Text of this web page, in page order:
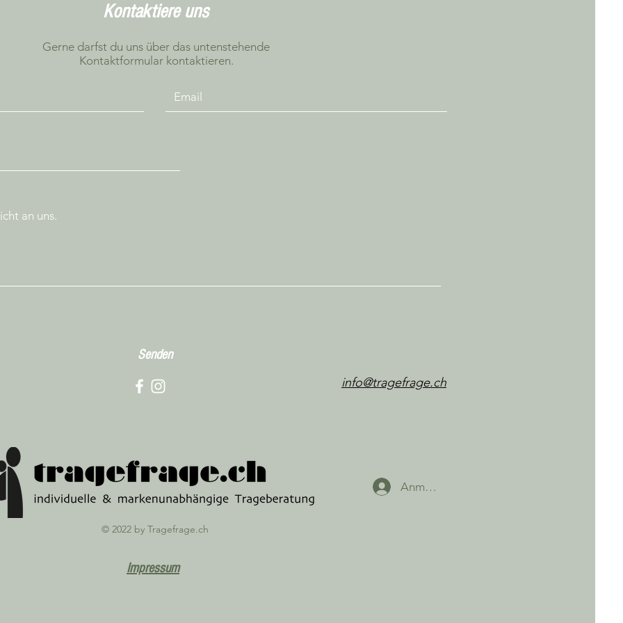
Kontaktiere uns
Gerne darfst du uns über das untenstehende
Kontaktformular kontaktieren.
Senden
info@tragefrage.ch
Anmelden
Impressum
© 2022 by Tragefrage.ch